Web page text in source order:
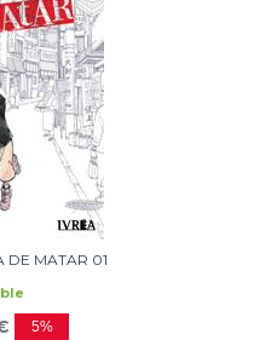
DE MATAR 01
5%